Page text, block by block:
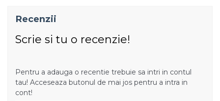
Recenzii
Scrie si tu o recenzie!
Pentru a adauga o recentie trebuie sa intri in contul
tau! Acceseaza butonul de mai jos pentru a intra in
cont!